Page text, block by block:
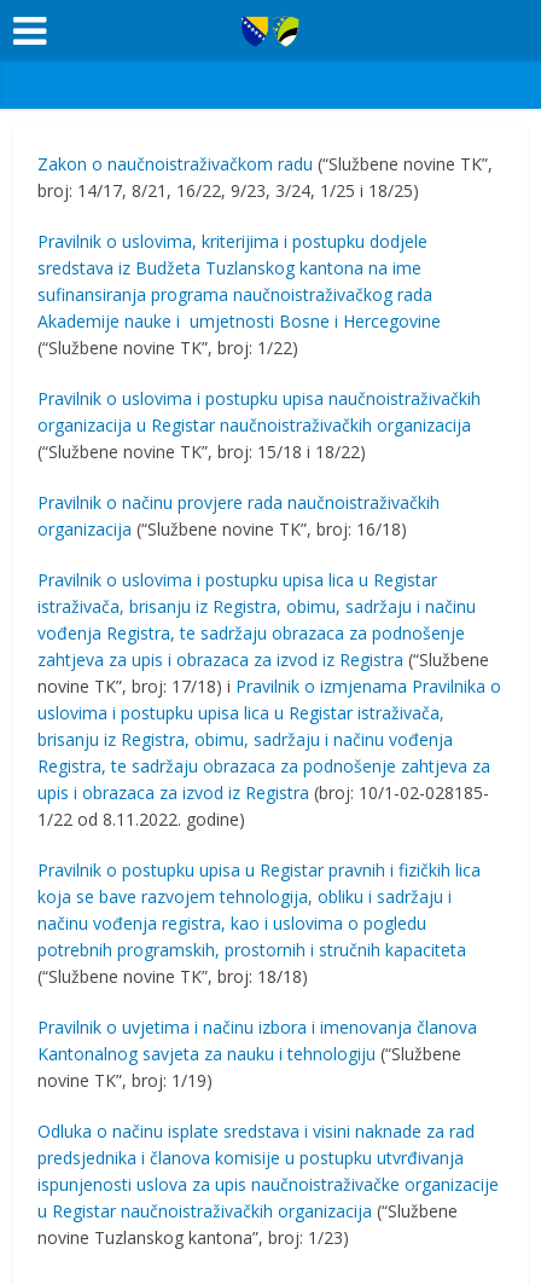
Zakon o naučnoistraživačkom radu (“Službene novine TK”,
broj: 14/17, 8/21, 16/22, 9/23, 3/24, 1/25 i 18/25)
Pravilnik o uslovima, kriterijima i postupku dodjele
sredstava iz Budžeta Tuzlanskog kantona na ime
sufinansiranja programa naučnoistraživačkog rada
Akademije nauke i umjetnosti Bosne i Hercegovine
(“Službene novine TK”, broj: 1/22)
Pravilnik o uslovima i postupku upisa naučnoistraživačkih
organizacija u Registar naučnoistraživačkih organizacija
(“Službene novine TK”, broj: 15/18 i 18/22)
Pravilnik o načinu provjere rada naučnoistraživačkih
organizacija (“Službene novine TK”, broj: 16/18)
Pravilnik o uslovima i postupku upisa lica u Registar
istraživača, brisanju iz Registra, obimu, sadržaju i načinu
vođenja Registra, te sadržaju obrazaca za podnošenje
zahtjeva za upis i obrazaca za izvod iz Registra (“Službene
novine TK”, broj: 17/18) i Pravilnik o izmjenama Pravilnika o
uslovima i postupku upisa lica u Registar istraživača,
brisanju iz Registra, obimu, sadržaju i načinu vođenja
Registra, te sadržaju obrazaca za podnošenje zahtjeva za
upis i obrazaca za izvod iz Registra (broj: 10/1-02-028185-
1/22 od 8.11.2022. godine)
Pravilnik o postupku upisa u Registar pravnih i fizičkih lica
koja se bave razvojem tehnologija, obliku i sadržaju i
načinu vođenja registra, kao i uslovima o pogledu
potrebnih programskih, prostornih i stručnih kapaciteta
(“Službene novine TK”, broj: 18/18)
Pravilnik o uvjetima i načinu izbora i imenovanja članova
Kantonalnog savjeta za nauku i tehnologiju (“Službene
novine TK”, broj: 1/19)
Odluka o načinu isplate sredstava i visini naknade za rad
predsjednika i članova komisije u postupku utvrđivanja
ispunjenosti uslova za upis naučnoistraživačke organizacije
u Registar naučnoistraživačkih organizacija (“Službene
novine Tuzlanskog kantona”, broj: 1/23)